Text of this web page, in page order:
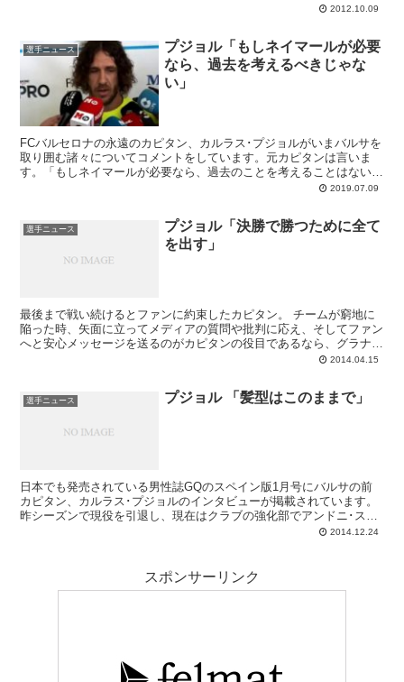
2012.10.09
選手ニュース
プジョル「もしネイマールが必要
なら、過去を考えるべきじゃな
い」
FCバルセロナの永遠のカピタン、カルラス･プジョルがいまバルサを
取り囲む諸々についてコメントをしています。元カピタンは言いま
す。「もしネイマールが必要なら、過去のことを考えることはない
2019.07.09
選手ニュース
プジョル「決勝で勝つために全て
を出す」
最後まで戦い続けるとファンに約束したカピタン。 チームが窮地に
陥った時、矢面に立ってメディアの質問や批判に応え、そしてファン
へと安心メッセージを送るのがカピタンの役目であるなら、グラナダ
戦終了後にただ一人ミックスゾーンに現れ、かつ深夜のカ...2014.04.15
選手ニュース プジョル 「髪型はこのままで」
日本でも発売されている男性誌GQのスペイン版1月号にバルサの前
カピタン、カルラス･プジョルのインタビューが掲載されています。
昨シーズンで現役を引退し、現在はクラブの強化部でアンドニ･スビ
サレッタの補佐役として新たな挑戦をしているプジが、その新生活や
う。主にSPORTの記事を参考にしています。
2014.12.24
スポンサーリンク